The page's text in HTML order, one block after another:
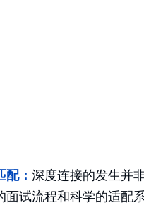
： 深度连接的发生并
面试流程和科学的适配